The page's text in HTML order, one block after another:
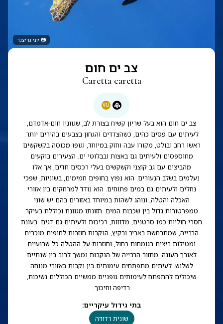
📷 יוני גריצנר
צב ים חום
Caretta caretta
VU
צב ים חום הוא בעל שריון קשיח בצורת לב, שגווניו חום-אדמדם,
לעיתים עם פסים כהים, כשהצדדים והגחון בצבעים בהירים יותר.
ראשו רחב ובולט, מקורו עבה וחזק במיוחד, וגופו מכוסה בקשקשים
מחוספסים ולעיתים גם באצות ובבלוטי ים. הצעירים בוקעים
מהביצים עם גב קוצני וקשקשים בעלי רכסים חדים, אך אלו
נעלמים בשלב הנעורים. הוא נפוץ בחופים חמימים, בשוניות, שפכי
נחלים ולעיתים גם במים פתוחים. הוא נודד למרחקים בין אזורי
האכלה והטלה, ונוהג לשהות במיוחד באזורים בהם יש שוני
טמפרטורות גדול בין שכבות המים. תזונתו מגוונת וכוללת בעיקר
חסרי חוליות כמו סרטנים, מדוזות, רכיכות ולעיתים גם דגים. בעונת
הרבייה, שמתרחשת באביב ובקיץ, הנקבות חוזרות לחופים מוכרים
ומטילות ביצים בגומחות בחול, וחוזרות על ההטלה כל שבועיים
לאורך העונה. מחזור הרבייה של הנקבות נמשך לרוב בין שנתיים
לשלוש. לעיתים מתפתחים עימותים בין נקבות באזורי מנוחה
שיכולים להתפתח לעימותים גופניים ממשיים הכוללים נשיכות,
רדיפה וחיכוך.
בתי גידול עיקריים:
שונית רדודה